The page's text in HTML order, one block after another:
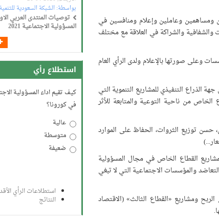
ومساهمين وعاملين وإعلام ومنافسين في
والشراكة في العلاقة مع مختلف
وعلى صورتها بالإعلام ولدى الرأي العام
الذراع التنفيذي للمشاريع التنموية التي
الخاص من ناحية التوعية والمتابعة للأثر
توزيع الثروات، الحفاظ على الموارد
القطاع الخاص في مجال المسؤولية
والمؤسسات الاجتماعية التي لا تبغي
ومشاريع «القطاع الثالث» (الاقتصاد
بواسطة:الشبكة السعودية
توصيات المنتدى العربي
المسؤولية الاجتماعية 2021
استطلاع رأي
كيف تقيم اداء المسؤولية
في كورونا؟
عالية
متوسطة
ضعيفة
استطلاعات الرأي
النتائج